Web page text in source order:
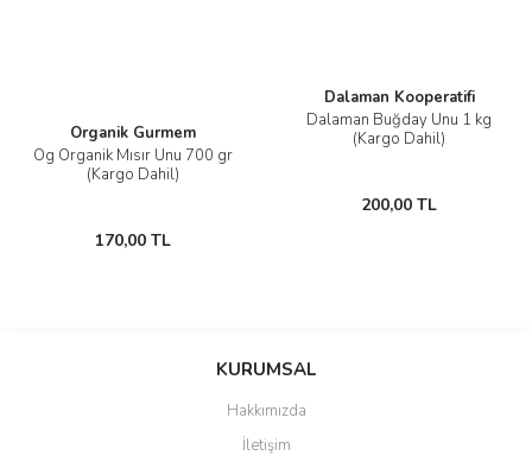
Organik Gurmem
Og Organik Mısır Unu 700 gr
(Kargo Dahil)
170,00 TL
Dalaman Kooperatifi
Dalaman Buğday Unu 1 kg
(Kargo Dahil)
200,00 TL
KURUMSAL
Hakkımızda
İletişim